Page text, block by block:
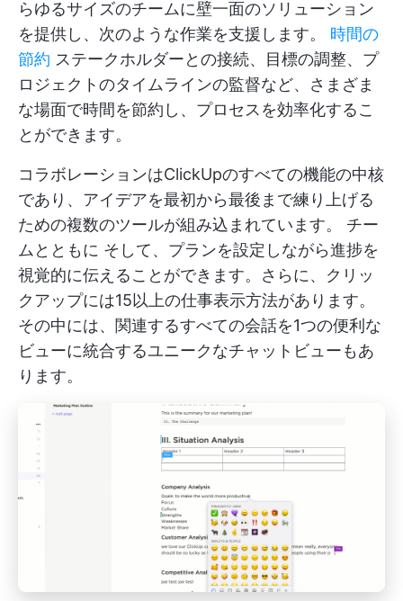
らゆるサイズのチームに壁一面のソリューション
を提供し、次のような作業を支援します。 時間の
節約 ステークホルダーとの接続、目標の調整、プ
ロジェクトのタイムラインの監督など、さまざま
な場面で時間を節約し、プロセスを効率化するこ
とができます。
コラボレーションはClickUpのすべての機能の中核
であり、アイデアを最初から最後まで練り上げる
ための複数のツールが組み込まれています。 チー
ムとともに そして、プランを設定しながら進捗を
視覚的に伝えることができます。さらに、クリッ
クアップには15以上の仕事表示方法があります。
その中には、関連するすべての会話を1つの便利な
ビューに統合するユニークなチャットビューもあ
ります。